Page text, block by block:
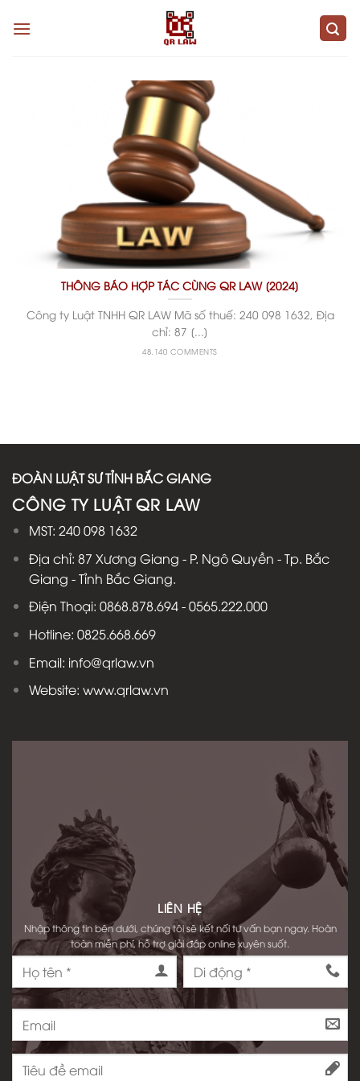
THÔNG BÁO HỢP TÁC CÙNG QR LAW [2024]
Công ty Luật TNHH QR LAW Mã số thuế: 240 098 1632, Địa
chỉ: 87 [...]
48.140 COMMENTS
ĐOÀN LUẬT SƯ TỈNH BẮC GIANG
CÔNG TY LUẬT QR LAW
MST: 240 098 1632
Địa chỉ: 87 Xương Giang - P. Ngô Quyền - Tp. Bắc
Giang - Tỉnh Bắc Giang.
Điện Thoại: 0868.878.694 - 0565.222.000
Hotline: 0825.668.669
Email: info@qrlaw.vn
Website: www.qrlaw.vn
LIÊN HỆ
Nhập thông tin bên dưới, chúng tôi sẽ kết nối tư vấn bạn ngay. Hoàn
toàn miễn phí, hỗ trợ giải đáp online xuyên suốt.